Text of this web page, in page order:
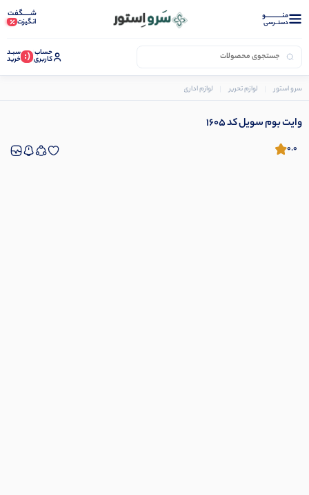
منــــــــــــو
دستــرسی
شـــــگفت
انگیزت
حساب
کاربری (: سبـد
خرید
سرو استور لوازم تحریر لوازم اداری
وایت بوم سویل کد 1605
0.0